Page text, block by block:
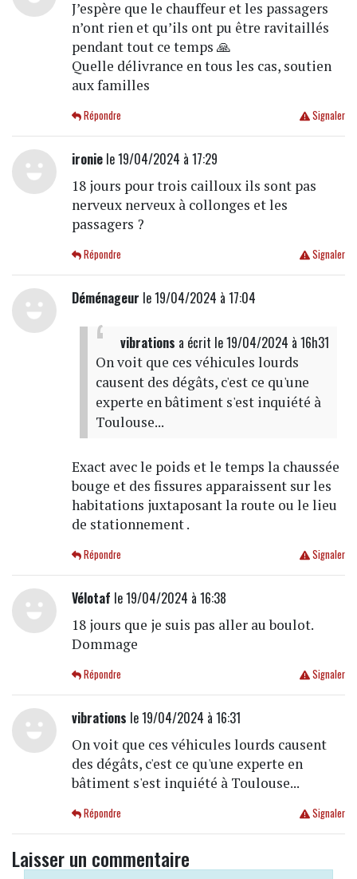
J’espère que le chauffeur et les passagers
n’ont rien et qu’ils ont pu être ravitaillés
pendant tout ce temps 🙏
Quelle délivrance en tous les cas, soutien
aux familles
Signaler
Répondre
ironiele 19/04/2024 à 17:29
18 jours pour trois cailloux ils sont pas
nerveux nerveux à collonges et les
passagers ?
Signaler
Répondre
Déménageur le 19/04/2024 à 17:04
vibrations a écrit le 19/04/2024 à 16h31
On voit que ces véhicules lourds
causent des dégâts, c'est ce qu'une
experte en bâtiment s'est inquiété à
Toulouse...
Exact avec le poids et le temps la chaussée
bouge et des fissures apparaissent sur les
habitations juxtaposant la route ou le lieu
de stationnement .
Signaler
Répondre
Vélotaf le 19/04/2024 à 16:38
18 jours que je suis pas aller au boulot.
Dommage
Signaler
Répondre
vibrations le 19/04/2024 à 16:31
On voit que ces véhicules lourds causent
des dégâts, c'est ce qu'une experte en
bâtiment s'est inquiété à Toulouse...
Signaler
Répondre
Laisser un commentaire